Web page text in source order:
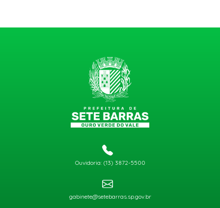
Ouvidoria: (13) 3872-5500
gabinete@setebarras.sp.gov.br